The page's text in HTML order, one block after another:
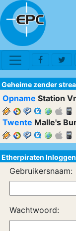
Geheime zender
Opname Station
Twente Malle's
Etherpiraten Inloggen
Gebruikersnaam:
Wachtwoord: